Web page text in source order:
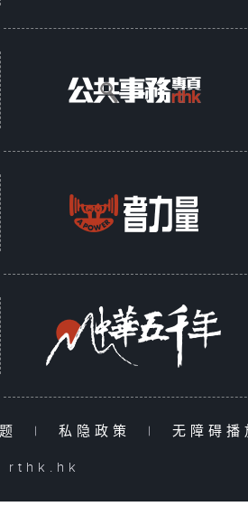
| 私隐政策 | 无障碍播
rthk.hk